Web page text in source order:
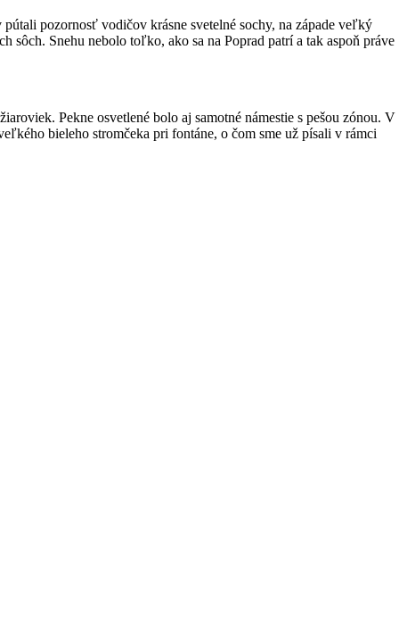
pozornosť vodičov krásne svetelné sochy, na západe veľký
sôch. Snehu nebolo toľko, ako sa na Poprad patrí a tak aspoň práve
Pekne osvetlené bolo aj samotné námestie s pešou zónou. V
bieleho stromčeka pri fontáne, o čom sme už písali v rámci